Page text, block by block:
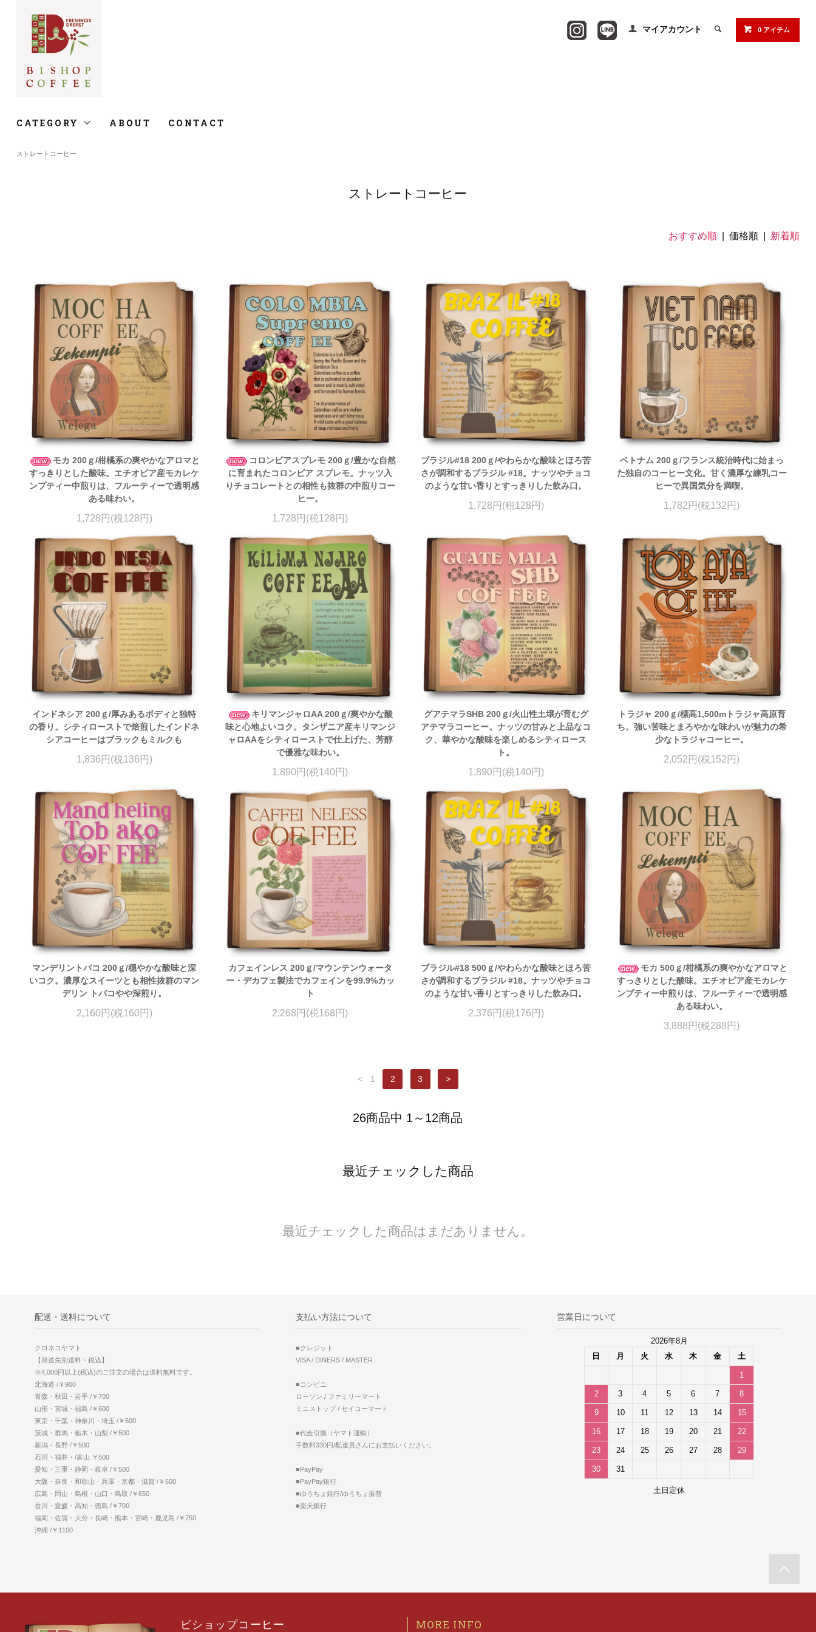
マイアカウント 0 アイテム
CATEGORY ABOUT CONTACT
ストレートコーヒー
ストレートコーヒー
おすすめ順 | 価格順 | 新着順
モカ 200ｇ/柑橘系の爽やかなアロマと
すっきりとした酸味。エチオピア産モカレケ
ンプティー中煎りは、フルーティーで透明感
ある味わい。
1,728円(税128円)
コロンビアスプレモ 200ｇ/豊かな自然
に育まれたコロンビア スプレモ。ナッツ入
りチョコレートとの相性も抜群の中煎りコー
ヒー。
1,728円(税128円)
ブラジル#18 200ｇ/やわらかな酸味とほろ苦
さが調和するブラジル #18。ナッツやチョコ
のような甘い香りとすっきりした飲み口。
1,728円(税128円)
ベトナム 200ｇ/フランス統治時代に始まっ
た独自のコーヒー文化。甘く濃厚な練乳コー
ヒーで異国気分を満喫。
1,782円(税132円)
インドネシア 200ｇ/厚みあるボディと独特
の香り。シティローストで焙煎したインドネ
シアコーヒーはブラックもミルクも
1,836円(税136円)
キリマンジャロAA 200ｇ/爽やかな酸
味と心地よいコク。タンザニア産キリマンジ
ャロAAをシティローストで仕上げた、芳醇
で優雅な味わい。
1,890円(税140円)
グアテマラSHB 200ｇ/火山性土壌が育むグ
アテマラコーヒー。ナッツの甘みと上品なコ
ク、華やかな酸味を楽しめるシティロース
ト。
1,890円(税140円)
トラジャ 200ｇ/標高1,500mトラジャ高原育
ち。強い苦味とまろやかな味わいが魅力の希
少なトラジャコーヒー。
2,052円(税152円)
マンデリントバコ 200ｇ/穏やかな酸味と深
いコク。濃厚なスイーツとも相性抜群のマン
デリン トバコやや深煎り。
2,160円(税160円)
カフェインレス 200ｇ/マウンテンウォータ
ー・デカフェ製法でカフェインを99.9%カッ
ト
2,268円(税168円)
ブラジル#18 500ｇ/やわらかな酸味とほろ苦
さが調和するブラジル #18。ナッツやチョコ
のような甘い香りとすっきりした飲み口。
2,376円(税176円)
モカ 500ｇ/柑橘系の爽やかなアロマと
すっきりとした酸味。エチオピア産モカレケ
ンプティー中煎りは、フルーティーで透明感
ある味わい。
3,888円(税288円)
< 1 2 3 >
26商品中 1～12商品
最近チェックした商品
最近チェックした商品はまだありません。
配送・送料について
クロネコヤマト
【発送先別送料・税込】
※4,000円以上(税込)のご注文の場合は送料無料です。
北海道 /￥900
青森・秋田・岩手 /￥700
山形・宮城・福島 /￥600
東京・千葉・神奈川・埼玉 /￥500
茨城・群馬・栃木・山梨 /￥500
新潟・長野 /￥500
石川・福井・/富山 ￥500
愛知・三重・静岡・岐阜 /￥500
大阪・奈良・和歌山・兵庫・京都・滋賀 /￥600
広島・岡山・島根・山口・鳥取 /￥650
香川・愛媛・高知・徳島 /￥700
福岡・佐賀・大分・長崎・熊本・宮崎・鹿児島 /￥750
沖縄 /￥1100
支払い方法について
■クレジット
VISA / DINERS / MASTER
■コンビニ
ローソン / ファミリーマート
ミニストップ / セイコーマート
■代金引換（ヤマト運輸）
手数料330円/配達員さんにお支払いください。
■PayPay
■PayPay銀行
■ゆうちょ銀行/ゆうちょ振替
■楽天銀行
営業日について
2026年8月
日
月 火 水 木 金 土
1
2 3 4 5 6 7 8
9 10 11 12 13 14 15
16 17 18 19 20 21 22
23 24 25 26 27 28 29
30 31
土日定休
ビショップコーヒー MORE INFO